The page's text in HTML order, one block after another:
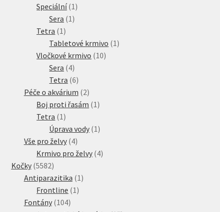
produkt
Speciální 1 1
Sera 1 1
Tetra 1 1
produkt
Tabletové krmivo 1 1
Vločkové krmivo 1010
Sera 44
produkty
Tetra 66
produktů
Péče o akvárium 22
produkty
Boj proti řasám 1 1
Tetra 1 1
produkt
Úprava vody 1 1
Vše pro želvy 44
produkty
Krmivo pro želvy 44
Kočky 55825582
produktů
Antiparazitika 1 1
Frontline 1 1
Fontány 104104